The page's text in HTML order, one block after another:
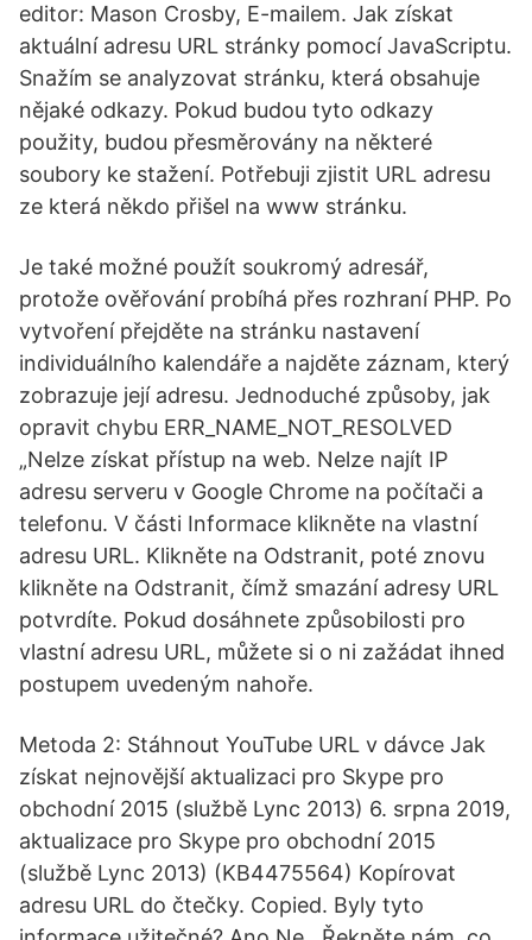
editor: Mason Crosby, E-mailem. Jak získat
aktuální adresu URL stránky pomocí JavaScriptu.
Snažím se analyzovat stránku, která obsahuje
nějaké odkazy. Pokud budou tyto odkazy
použity, budou přesměrovány na některé
soubory ke stažení. Potřebuji zjistit URL adresu
ze která někdo přišel na www stránku.
Je také možné použít soukromý adresář,
protože ověřování probíhá přes rozhraní PHP. Po
vytvoření přejděte na stránku nastavení
individuálního kalendáře a najděte záznam, který
zobrazuje její adresu. Jednoduché způsoby, jak
opravit chybu ERR_NAME_NOT_RESOLVED
„Nelze získat přístup na web. Nelze najít IP
adresu serveru v Google Chrome na počítači a
telefonu. V části Informace klikněte na vlastní
adresu URL. Klikněte na Odstranit, poté znovu
klikněte na Odstranit, čímž smazání adresy URL
potvrdíte. Pokud dosáhnete způsobilosti pro
vlastní adresu URL, můžete si o ni zažádat ihned
postupem uvedeným nahoře.
Metoda 2: Stáhnout YouTube URL v dávce Jak
získat nejnovější aktualizaci pro Skype pro
obchodní 2015 (službě Lync 2013) 6. srpna 2019,
aktualizace pro Skype pro obchodní 2015
(službě Lync 2013) (KB4475564) Kopírovat
adresu URL do čtečky. Copied. Byly tyto